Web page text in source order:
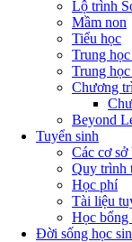
Lộ trình
Mầm non
Tiểu học
Trung
Trung
Chương
Beyond
Tuyển sinh
Các cơ sở
Quy trình
Học phí
Tài liệu
Học bổng
Đời sống học